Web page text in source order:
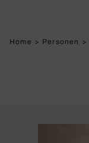
Home > Personen >